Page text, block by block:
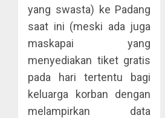
yang swasta) ke Padang
saat ini (meski ada juga
maskapai yang
menyediakan tiket gratis
pada hari tertentu bagi
keluarga korban dengan
melampirkan data